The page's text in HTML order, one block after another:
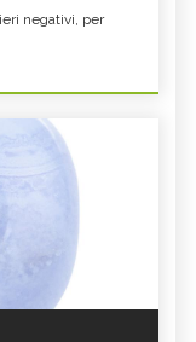
negativi, per